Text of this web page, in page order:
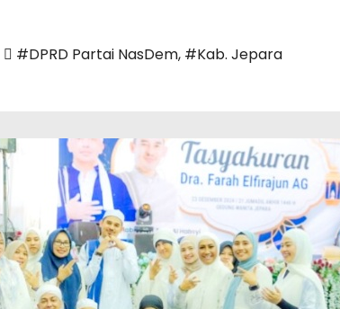
#DPRD Partai NasDem, #Kab. Jepara